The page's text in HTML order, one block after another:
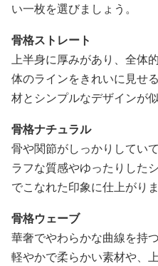
い一枚を選びましょう。
骨格ストレート
上半身に厚みがあり、全体
体のラインをきれいに見せ
材とシンプルなデザインが似
骨格ナチュラル
骨や関節がしっかりしてい
ラフな質感やゆったりした
でこなれた印象に仕上がりま
骨格ウェーブ
華奢でやわらかな曲線を持つ
軽やかで柔らかい素材や、